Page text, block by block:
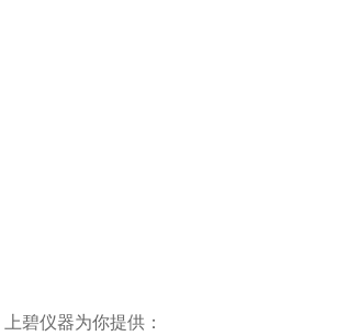
上碧仪器为你提供：